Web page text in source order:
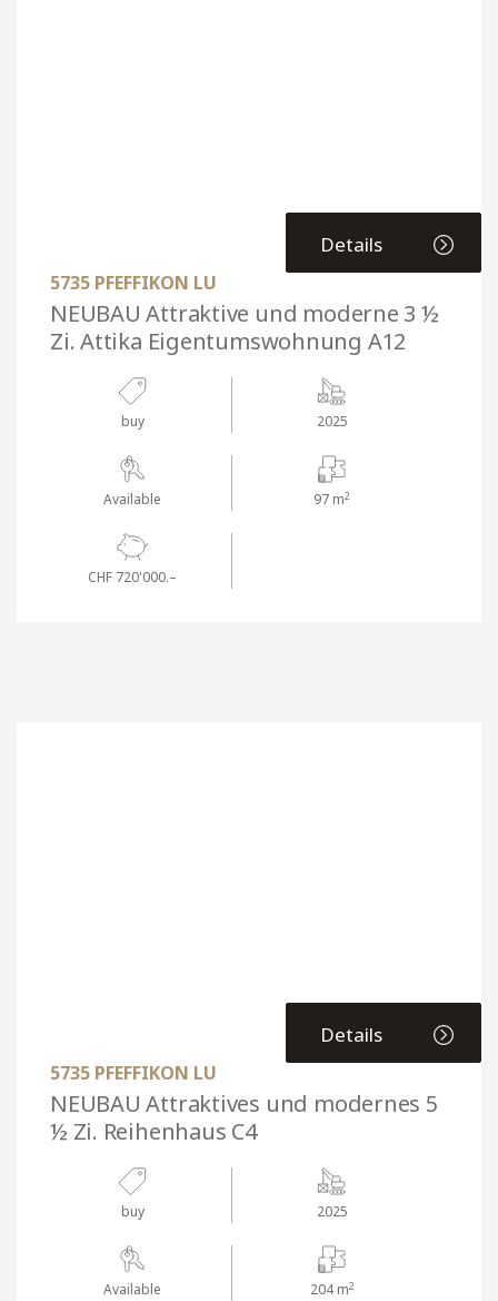
5735 PFEFFIKON LU
NEUBAU Attraktive und moderne 3 ½
Zi. Attika Eigentumswohnung A12
buy 2025
Available 97 m2
CHF 720'000.–
Details
5735 PFEFFIKON LU
NEUBAU Attraktives und modernes 5
½ Zi. Reihenhaus C4
buy 2025
Available 204 m2
Details